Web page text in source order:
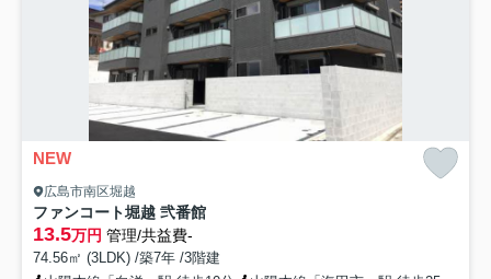
NEW
広島市南区堀越
ファンコート堀越 弐番館
13.5万円 管理/共益費-
74.56㎡ (3LDK) /築7年 /3階建